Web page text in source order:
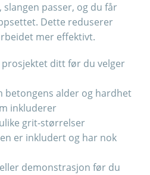
passer, og du får
Dette reduserer
mer effektivt.
ditt før du velger
betongens alder og hardhet
inkluderer
grit-størrelser
er inkludert og har nok
demonstrasjon før du